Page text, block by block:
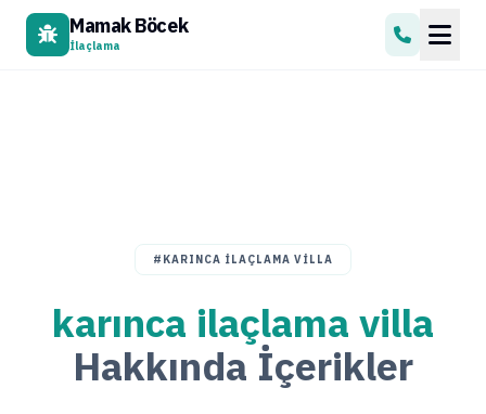
Mamak Böcek
İlaçlama
#KARINCA ILAÇLAMA VILLA
karınca ilaçlama villa
Hakkında İçerikler